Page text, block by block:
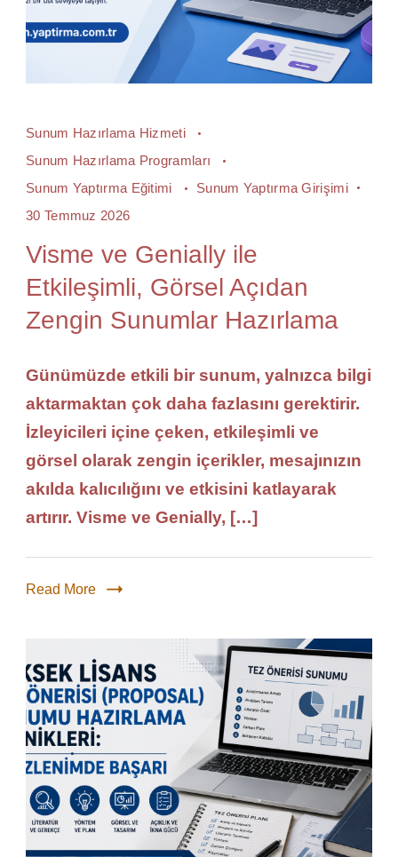
Sunum Hazırlama Hizmeti
Sunum Hazırlama Programları
Sunum Yaptırma Eğitimi
Sunum Yaptırma Girişimi
30 Temmuz 2026
Visme ve Genially ile
Etkileşimli, Görsel Açıdan
Zengin Sunumlar Hazırlama
Günümüzde etkili bir sunum, yalnızca bilgi
aktarmaktan çok daha fazlasını gerektirir.
İzleyicileri içine çeken, etkileşimli ve
görsel olarak zengin içerikler, mesajınızın
akılda kalıcılığını ve etkisini katlayarak
artırır. Visme ve Genially, […]
Read More